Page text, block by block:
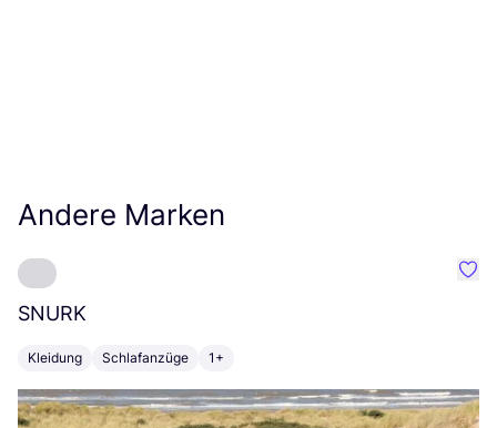
Andere Marken
SNURK
Kleidung Schlafanzüge 1+